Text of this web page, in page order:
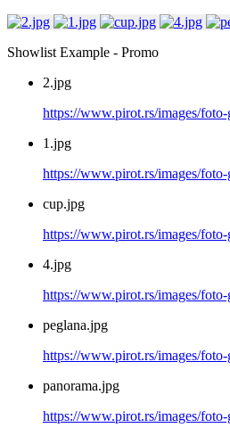
Showlist Example - Promo
2.jpg
https://www.pirot.rs/images/
1.jpg
https://www.pirot.rs/images/
cup.jpg
https://www.pirot.rs/images/
4.jpg
https://www.pirot.rs/images/
peglana.jpg
https://www.pirot.rs/images/
panorama.jpg
https://www.pirot.rs/images/